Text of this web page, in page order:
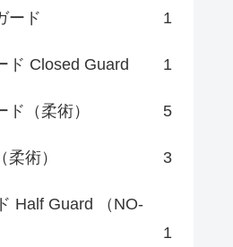
ード 1
ド Closed Guard 1
（柔術） 5
術） 3
Half Guard （NO-
1